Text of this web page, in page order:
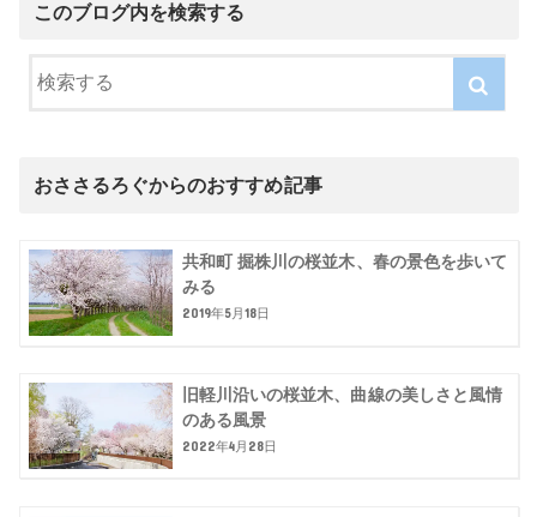
このブログ内を検索する
おささるろぐからのおすすめ記事
共和町 掘株川の桜並木、春の景色を歩いて
みる
2019年5月18日
旧軽川沿いの桜並木、曲線の美しさと風情
のある風景
2022年4月28日